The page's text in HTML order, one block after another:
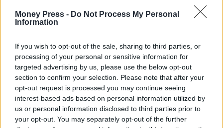
Money Press - Do Not Process My Personal
Information
If you wish to opt-out of the sale, sharing to third parties, or
processing of your personal or sensitive information for
targeted advertising by us, please use the below opt-out
section to confirm your selection. Please note that after your
opt-out request is processed you may continue seeing
interest-based ads based on personal information utilized by
us or personal information disclosed to third parties prior to
your opt-out. You may separately opt-out of the further